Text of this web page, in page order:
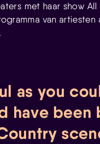
met haar show
van artiesten
as you
have been